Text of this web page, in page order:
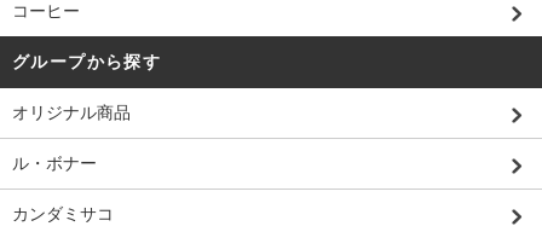
コーヒー
グループから探す
オリジナル商品
ル・ボナー
カンダミサコ